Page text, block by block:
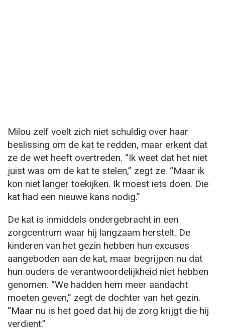
Milou zelf voelt zich niet schuldig over haar
beslissing om de kat te redden, maar erkent dat
ze de wet heeft overtreden. “Ik weet dat het niet
juist was om de kat te stelen,” zegt ze. “Maar ik
kon niet langer toekijken. Ik moest iets doen. Die
kat had een nieuwe kans nodig.”
De kat is inmiddels ondergebracht in een
zorgcentrum waar hij langzaam herstelt. De
kinderen van het gezin hebben hun excuses
aangeboden aan de kat, maar begrijpen nu dat
hun ouders de verantwoordelijkheid niet hebben
genomen. “We hadden hem meer aandacht
moeten geven,” zegt de dochter van het gezin.
“Maar nu is het goed dat hij de zorg krijgt die hij
verdient.”